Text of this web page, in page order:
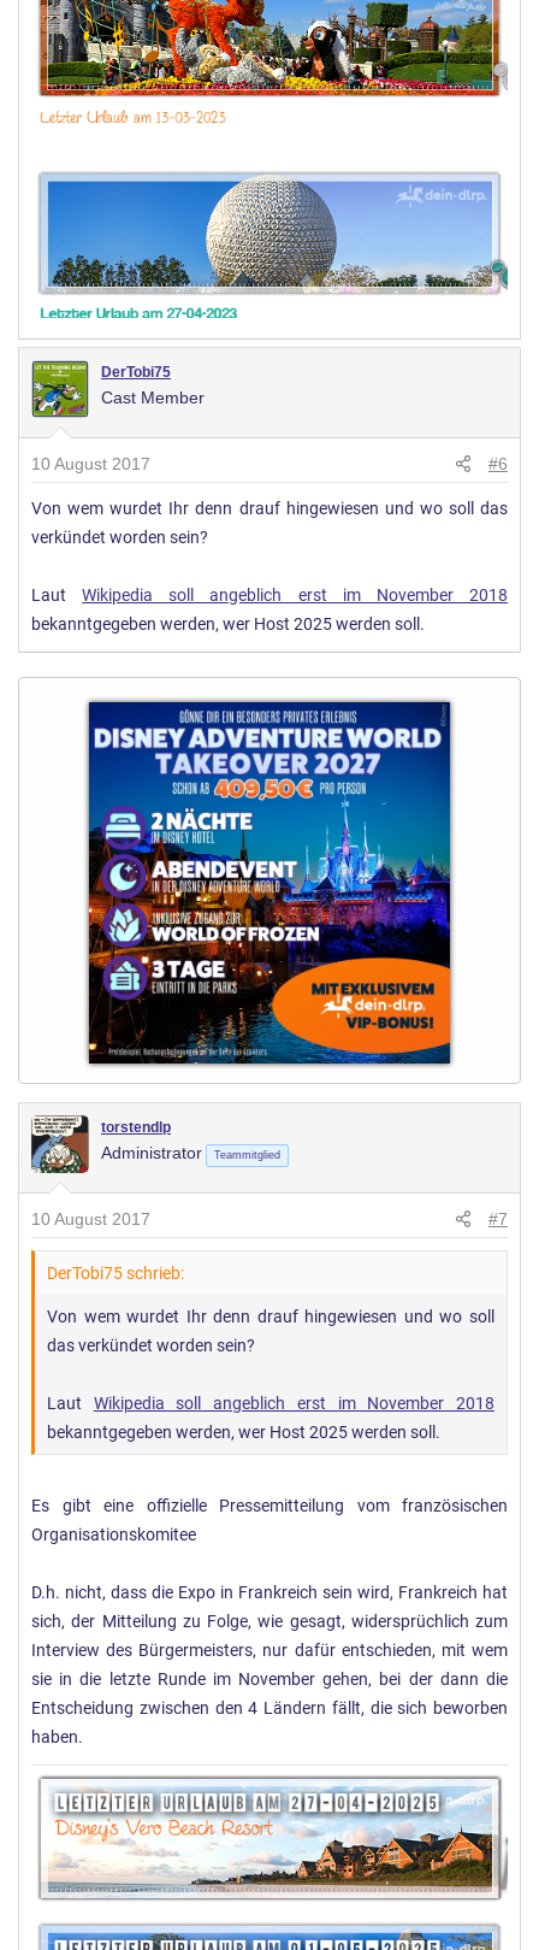
DerTobi75
Cast Member
10 August 2017 #6
Von wem wurdet Ihr denn drauf hingewiesen und wo soll das
verkündet worden sein?
LautWikipedia soll angeblich erst im November 2018
bekanntgegeben werden, wer Host 2025 werden soll.
torstendlp
Administrator Teammitglied
10 August 2017 #7
DerTobi75 schrieb:
Von wem wurdet Ihr denn drauf hingewiesen und wo soll
das verkündet worden sein?
Laut Wikipedia soll angeblich erst im November 2018
bekanntgegeben werden, wer Host 2025 werden soll.
Es gibt eine offizielle Pressemitteilung vom französischen
Organisationskomitee
D.h. nicht, dass die Expo in Frankreich sein wird, Frankreich hat
sich, der Mitteilung zu Folge, wie gesagt, widersprüchlich zum
Interview des Bürgermeisters, nur dafür entschieden, mit wem
sie in die letzte Runde im November gehen, bei der dann die
Entscheidung zwischen den 4 Ländern fällt, die sich beworben
haben.